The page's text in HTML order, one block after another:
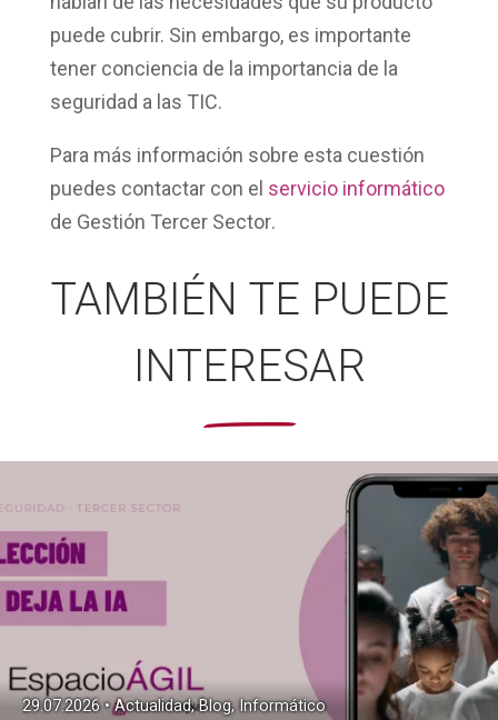
puede cubrir. Sin embargo, es importante
tener conciencia de la importancia de la
seguridad a las TIC.
Para más información sobre esta cuestión
puedes contactar con el servicio informático
de Gestión Tercer Sector.
TAMBIÉN TE PUEDE
INTERESAR
29.07.2026 • Actualidad, Blog, Informático